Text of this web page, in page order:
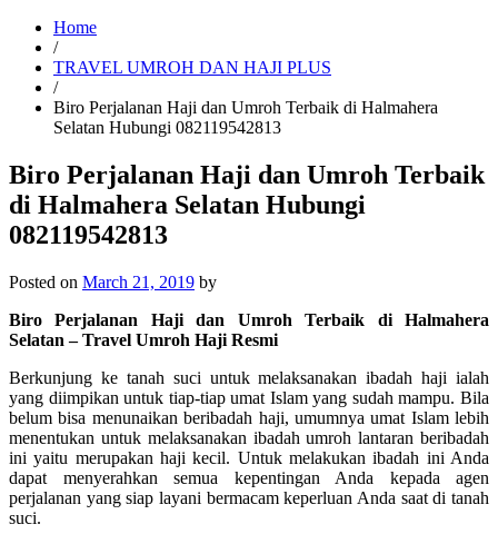
Home
/
TRAVEL UMROH DAN HAJI PLUS
/
Biro Perjalanan Haji dan Umroh Terbaik di Halmahera
Selatan Hubungi 082119542813
Biro Perjalanan Haji dan Umroh Terbaik
di Halmahera Selatan Hubungi
082119542813
Posted on March 21, 2019 by
Biro Perjalanan Haji dan Umroh Terbaik di Halmahera
Selatan – Travel Umroh Haji Resmi
Berkunjung ke tanah suci untuk melaksanakan ibadah haji ialah
yang diimpikan untuk tiap-tiap umat Islam yang sudah mampu. Bila
belum bisa menunaikan beribadah haji, umumnya umat Islam lebih
menentukan untuk melaksanakan ibadah umroh lantaran beribadah
ini yaitu merupakan haji kecil. Untuk melakukan ibadah ini Anda
dapat menyerahkan semua kepentingan Anda kepada agen
perjalanan yang siap layani bermacam keperluan Anda saat di tanah
suci.